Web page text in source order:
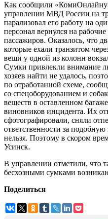
Как сообщили
управлении МВД России на
парализовал его работу на
персонал вернулся на
пассажиров. Оказалось, что
которые ехали транзитом
вещи у одной из колонн
Сумки привлекли внимание
хозяев найти не удалось,
по отработанной схеме,
со спецоборудованием и
веществ в оставленном
виновников инцидента. Их
сфотографировали, сняли
ответственности за
нельзя. Поэтому в скором
Усинск.
В управлении отметили, что
бесхозными сумками
Поделиться